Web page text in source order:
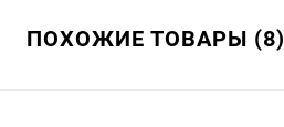
ПОХОЖИЕ ТОВАРЫ (8)